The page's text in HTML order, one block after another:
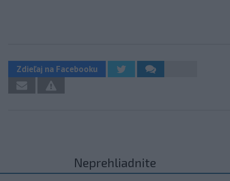
Zdieľaj na Facebooku
Neprehliadnite